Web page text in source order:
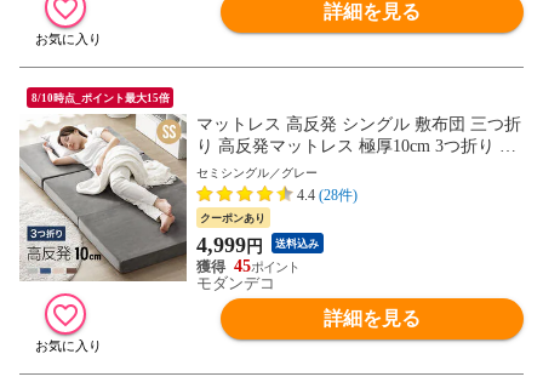
詳細を見る
8/10時点_ポイント最大15倍
マットレス 高反発 シングル 敷布団 三つ折
り 高反発マットレス 極厚10cm 3つ折り 送
料無料 マットレス ベッドマットレス シン
グルマットレス 高反発ウレタン 折りたた
みマットレス ウレタンマットレス 洗える
カバー【セミシングル／グレー】小型商品
（ヤマト）
セミシングル／グレー
4.4 (28件)
クーポンあり
4,999円 送料込み
45
モダンデコ
詳細を見る